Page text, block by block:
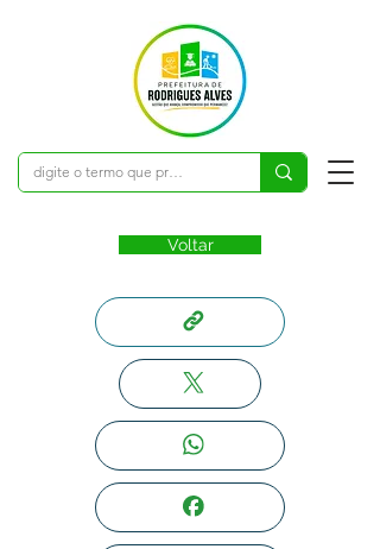
Voltar